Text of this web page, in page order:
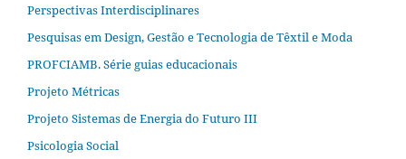
Perspectivas Interdisciplinares
Pesquisas em Design, Gestão e Tecnologia de Têxtil e Moda
PROFCIAMB. Série guias educacionais
Projeto Métricas
Projeto Sistemas de Energia do Futuro III
Psicologia Social